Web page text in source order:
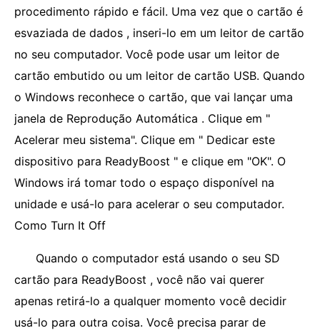
procedimento rápido e fácil. Uma vez que o cartão é
esvaziada de dados , inseri-lo em um leitor de cartão
no seu computador. Você pode usar um leitor de
cartão embutido ou um leitor de cartão USB. Quando
o Windows reconhece o cartão, que vai lançar uma
janela de Reprodução Automática . Clique em "
Acelerar meu sistema". Clique em " Dedicar este
dispositivo para ReadyBoost " e clique em "OK". O
Windows irá tomar todo o espaço disponível na
unidade e usá-lo para acelerar o seu computador.
Como Turn It Off
Quando o computador está usando o seu SD
cartão para ReadyBoost , você não vai querer
apenas retirá-lo a qualquer momento você decidir
usá-lo para outra coisa. Você precisa parar de